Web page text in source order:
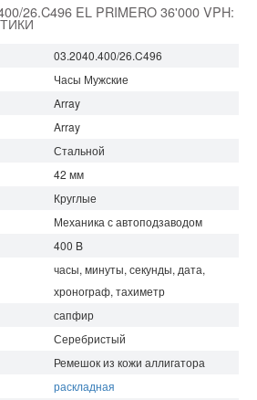
26.C496 EL PRIMERO 36'000 VPH:
03.2040.400/26.C496
Часы Мужские
Array
Array
Стальной
42 мм
Круглые
Механика с автоподзаводом
400 B
часы, минуты, секунды, дата,
хронограф, тахиметр
сапфир
Серебристый
Ремешок из кожи аллигатора
раскладная